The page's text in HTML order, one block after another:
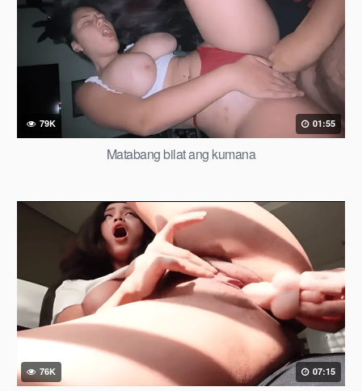
79K 01:55
Matabang bilat ang kumana
76K 07:15